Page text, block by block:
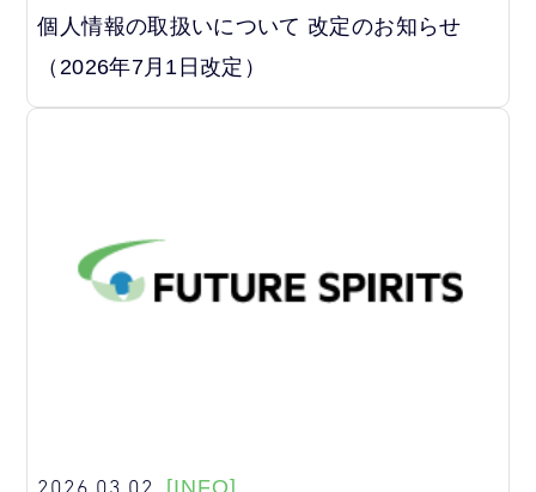
個人情報の取扱いについて 改定のお知らせ
（2026年7月1日改定）